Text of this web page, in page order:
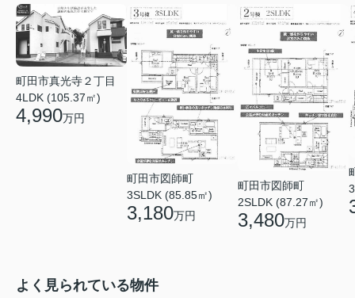
町田市真光寺２丁目
4LDK (105.37㎡)
4,990万円
町田市図師町
3SLDK (85.85㎡)
3,180万円
町田市図師町
2SLDK (87.27㎡)
3,480万円
よく見られている物件